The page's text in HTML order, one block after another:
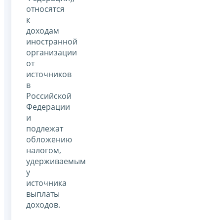
относятся
к
доходам
иностранной
организации
от
источников
в
Российской
Федерации
и
подлежат
обложению
налогом,
удерживаемым
у
источника
выплаты
доходов.